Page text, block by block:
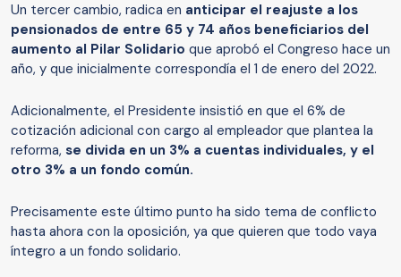
Un tercer cambio, radica en anticipar el reajuste a los
pensionados de entre 65 y 74 años beneficiarios del
aumento al Pilar Solidario que aprobó el Congreso hace un
año, y que inicialmente correspondía el 1 de enero del 2022.
Adicionalmente, el Presidente insistió en que el 6% de
cotización adicional con cargo al empleador que plantea la
reforma, se divida en un 3% a cuentas individuales, y el
otro 3% a un fondo común.
Precisamente este último punto ha sido tema de conflicto
hasta ahora con la oposición, ya que quieren que todo vaya
íntegro a un fondo solidario.